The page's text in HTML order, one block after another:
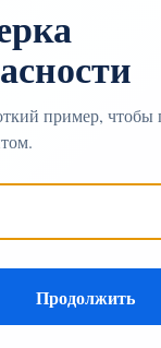
пример, чтобы
Продолжить